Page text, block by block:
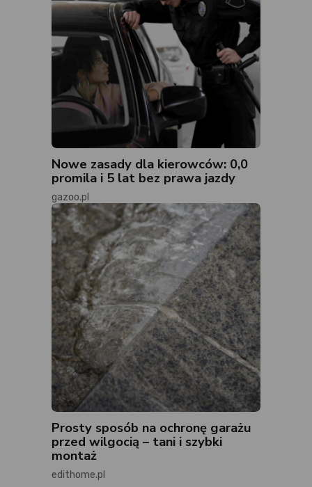
Nowe zasady dla kierowców: 0,0
promila i 5 lat bez prawa jazdy
gazoo.pl
Prosty sposób na ochronę garażu
przed wilgocią – tani i szybki
montaż
edithome.pl